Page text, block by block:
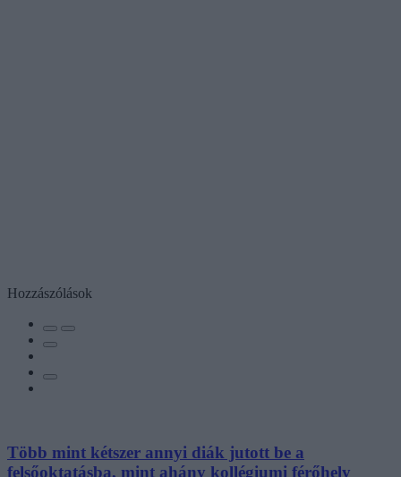
Hozzászólások
Több mint kétszer annyi diák jutott be a
felsőoktatásba, mint ahány kollégiumi férőhely